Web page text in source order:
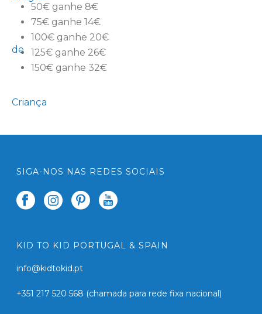
50€ ganhe 8€
75€ ganhe 14€
100€ ganhe 20€
125€ ganhe 26€
150€ ganhe 32€
SIGA-NOS NAS REDES SOCIAIS
KID TO KID PORTUGAL & SPAIN
info@kidtokid.pt
+351 217 520 568 (chamada para rede fixa nacional)